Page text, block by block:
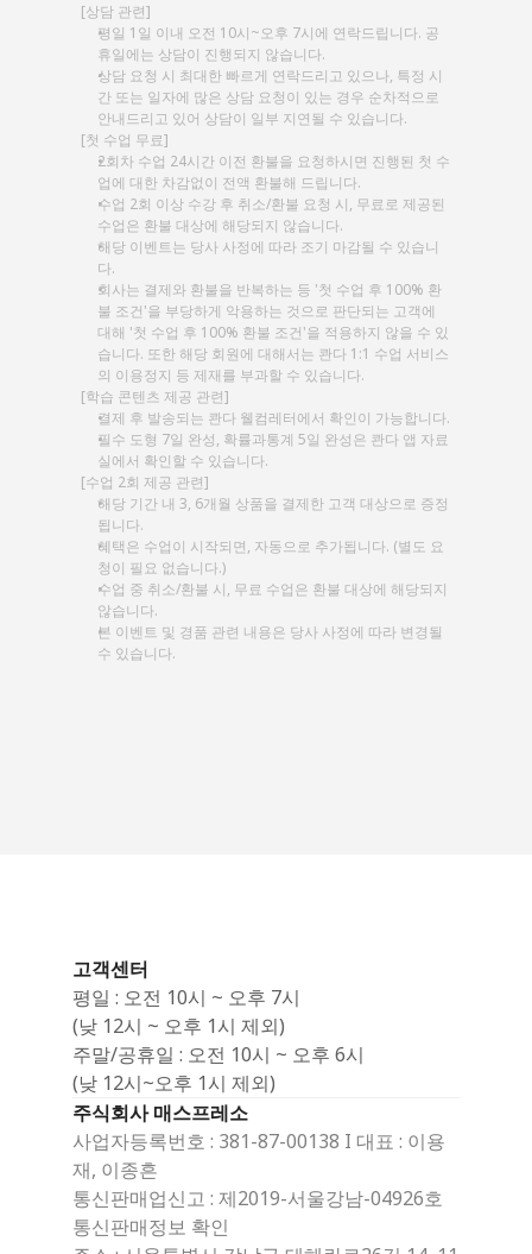
[상담 관련]
평일 1일 이내 오전 10시~오후 7시에 연락드립니다. 공
휴일에는 상담이 진행되지 않습니다.
상담 요청 시 최대한 빠르게 연락드리고 있으나, 특정 시
간 또는 일자에 많은 상담 요청이 있는 경우 순차적으로
안내드리고 있어 상담이 일부 지연될 수 있습니다.
[첫 수업 무료]
2회차 수업 24시간 이전 환불을 요청하시면 진행된 첫 수
업에 대한 차감없이 전액 환불해 드립니다.
수업 2회 이상 수강 후 취소/환불 요청 시, 무료로 제공된
수업은 환불 대상에 해당되지 않습니다.
해당 이벤트는 당사 사정에 따라 조기 마감될 수 있습니
다.
회사는 결제와 환불을 반복하는 등 '첫 수업 후 100% 환
불 조건'을 부당하게 악용하는 것으로 판단되는 고객에
대해 '첫 수업 후 100% 환불 조건'을 적용하지 않을 수 있
습니다. 또한 해당 회원에 대해서는 콴다 1:1 수업 서비스
의 이용정지 등 제재를 부과할 수 있습니다.
[학습 콘텐츠 제공 관련]
결제 후 발송되는 콴다 웰컴레터에서 확인이 가능합니다.
필수 도형 7일 완성, 확률과통계 5일 완성은 콴다 앱 자료
실에서 확인할 수 있습니다.
[수업 2회 제공 관련]
해당 기간 내 3, 6개월 상품을 결제한 고객 대상으로 증정
됩니다.
혜택은 수업이 시작되면, 자동으로 추가됩니다. (별도 요
청이 필요 없습니다.)
수업 중 취소/환불 시, 무료 수업은 환불 대상에 해당되지
않습니다.
본 이벤트 및 경품 관련 내용은 당사 사정에 따라 변경될
수 있습니다.
고객센터
평일 : 오전 10시 ~ 오후 7시
(낮 12시 ~ 오후 1시 제외)
주말/공휴일 : 오전 10시 ~ 오후 6시
(낮 12시~오후 1시 제외)
주식회사 매스프레소
사업자등록번호 : 381-87-00138 I 대표 : 이용
재, 이종흔
통신판매정보 확인